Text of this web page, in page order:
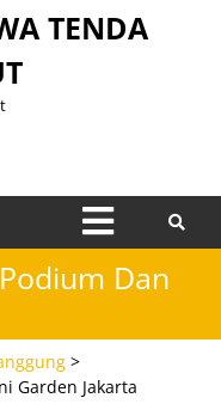
TENDA
Open
Menu
Dan
>
Garden Jakarta